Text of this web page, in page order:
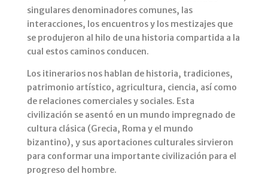
singulares denominadores comunes, las
interacciones, los encuentros y los mestizajes que
se produjeron al hilo de una historia compartida a la
cual estos caminos conducen.
Los itinerarios nos hablan de historia, tradiciones,
patrimonio artístico, agricultura, ciencia, así como
de relaciones comerciales y sociales. Esta
civilización se asentó en un mundo impregnado de
cultura clásica (Grecia, Roma y el mundo
bizantino), y sus aportaciones culturales sirvieron
para conformar una importante civilización para el
progreso del hombre.